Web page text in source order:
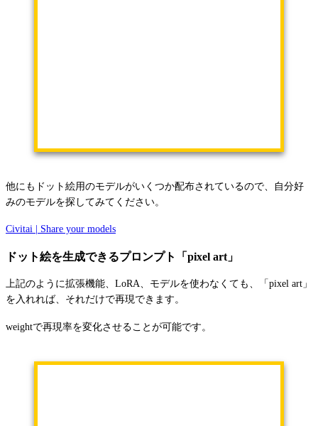
他にもドット絵用のモデルがいくつか配布されているので、自分好
みのモデルを探してみてください。
Civitai | Share your models
ドット絵を生成できるプロンプト「pixel art」
上記のように拡張機能、LoRA、モデルを使わなくても、「pixel art」
を入れれば、それだけで再現できます。
weightで再現率を変化させることが可能です。